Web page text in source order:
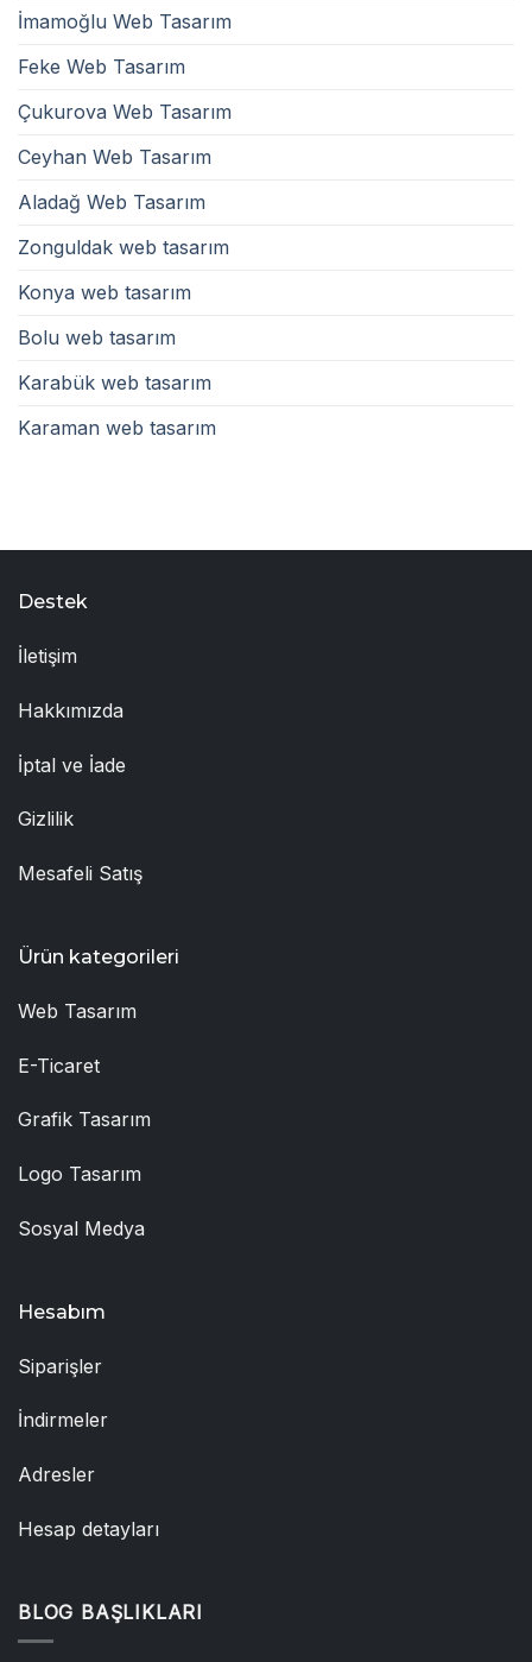
İmamoğlu Web Tasarım
Feke Web Tasarım
Çukurova Web Tasarım
Ceyhan Web Tasarım
Aladağ Web Tasarım
Zonguldak web tasarım
Konya web tasarım
Bolu web tasarım
Karabük web tasarım
Karaman web tasarım
Destek
İletişim
Hakkımızda
İptal ve İade
Gizlilik
Mesafeli Satış
Ürün kategorileri
Web Tasarım
E-Ticaret
Grafik Tasarım
Logo Tasarım
Sosyal Medya
Hesabım
Siparişler
İndirmeler
Adresler
Hesap detayları
BLOG BAŞLIKLARI